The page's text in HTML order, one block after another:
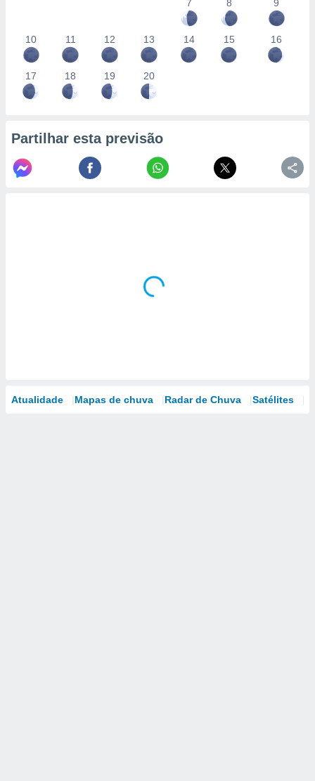
7
8 9
10 11 12 13 14 15 16
17 18 19 20
Partilhar esta previsão
Atualidade Mapas de chuva Radar de Chuva Satélites